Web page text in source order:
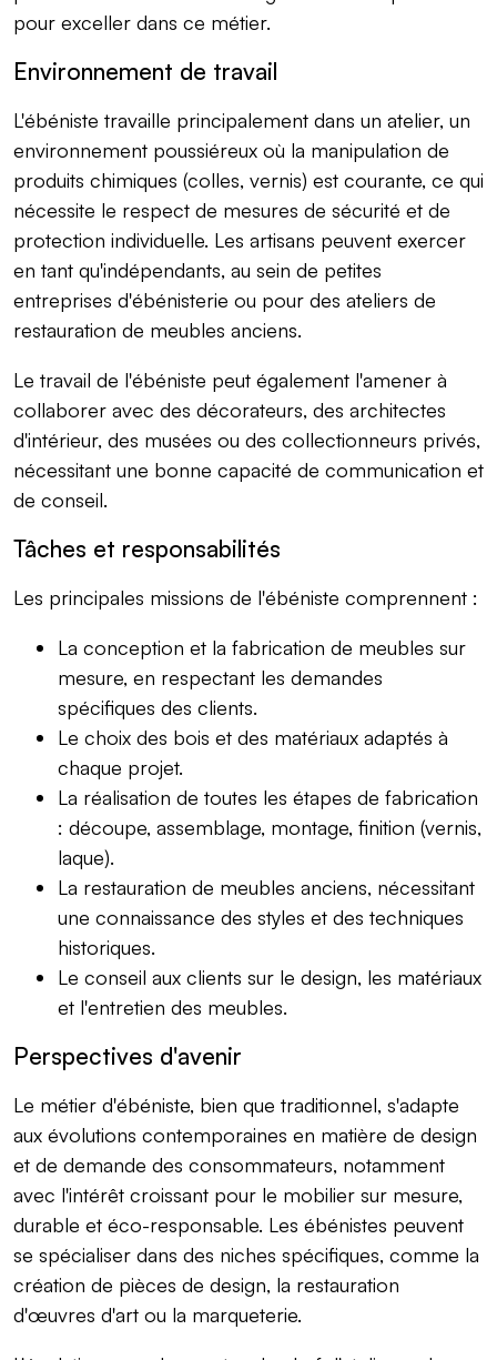
pour exceller dans ce métier.
Environnement de travail
L'ébéniste travaille principalement dans un atelier, un
environnement poussiéreux où la manipulation de
produits chimiques (colles, vernis) est courante, ce qui
nécessite le respect de mesures de sécurité et de
protection individuelle. Les artisans peuvent exercer
en tant qu'indépendants, au sein de petites
entreprises d'ébénisterie ou pour des ateliers de
restauration de meubles anciens.
Le travail de l'ébéniste peut également l'amener à
collaborer avec des décorateurs, des architectes
d'intérieur, des musées ou des collectionneurs privés,
nécessitant une bonne capacité de communication et
de conseil.
Tâches et responsabilités
Les principales missions de l'ébéniste comprennent :
La conception et la fabrication de meubles sur
mesure, en respectant les demandes
spécifiques des clients.
Le choix des bois et des matériaux adaptés à
chaque projet.
La réalisation de toutes les étapes de fabrication
: découpe, assemblage, montage, finition (vernis,
laque).
La restauration de meubles anciens, nécessitant
une connaissance des styles et des techniques
historiques.
Le conseil aux clients sur le design, les matériaux
et l'entretien des meubles.
Perspectives d'avenir
Le métier d'ébéniste, bien que traditionnel, s'adapte
aux évolutions contemporaines en matière de design
et de demande des consommateurs, notamment
avec l'intérêt croissant pour le mobilier sur mesure,
durable et éco-responsable. Les ébénistes peuvent
se spécialiser dans des niches spécifiques, comme la
création de pièces de design, la restauration
d'œuvres d'art ou la marqueterie.